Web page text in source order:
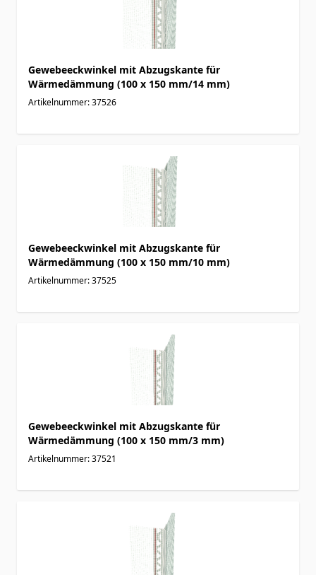
Gewebeeckwinkel mit Abzugskante für
Wärmedämmung (100 x 150 mm/14 mm)
Artikelnummer: 37526
Gewebeeckwinkel mit Abzugskante für
Wärmedämmung (100 x 150 mm/10 mm)
Artikelnummer: 37525
Gewebeeckwinkel mit Abzugskante für
Wärmedämmung (100 x 150 mm/3 mm)
Artikelnummer: 37521